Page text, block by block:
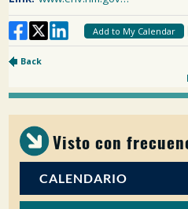
Visto con
CALENDARIO